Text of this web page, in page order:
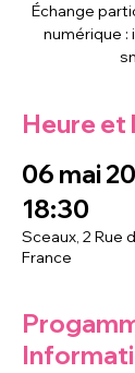
Échange
numérique
Heure et
06 mai
18:30
Sceaux, 2 Rue
France